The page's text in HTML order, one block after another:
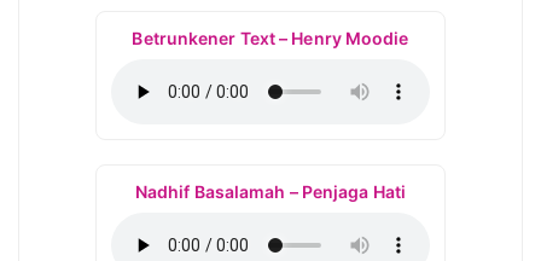
Betrunkener Text – Henry Moodie
Nadhif Basalamah – Penjaga Hati